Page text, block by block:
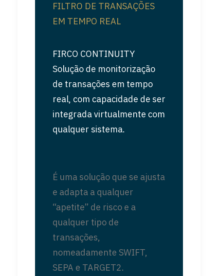
FILTRO DE TRANSAÇÕES
EM TEMPO REAL
FIRCO CONTINUITY
Solução de monitorização
de transações em tempo
real, com capacidade de ser
integrada virtualmente com
qualquer sistema.
É uma solução que se ajusta
e adapta a qualquer
“apetite” de risco e a
qualquer tipo de
transações,
nomeadamente SWIFT,
SEPA e TARGET2.